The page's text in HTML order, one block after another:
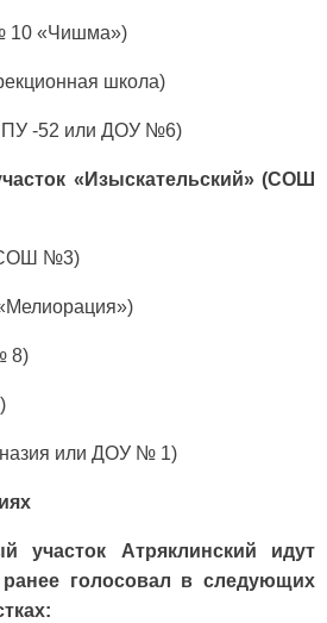
10 «Чишма»)
школа)
ПУ -52 или ДОУ №6)
«Изыскательский» (СОШ
№3)
8)
или ДОУ № 1)
участок Атряклинский идут
ранее голосовал в следующих